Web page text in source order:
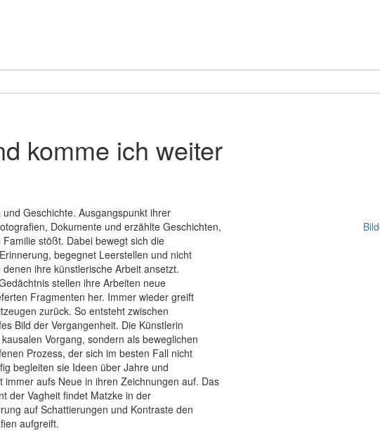
komme ich weiter
Geschichte. Ausgangspunkt ihrer
Dokumente und erzählte Geschichten,
stößt. Dabei bewegt sich die
begegnet Leerstellen und nicht
ihre künstlerische Arbeit ansetzt.
stellen ihre Arbeiten neue
Fragmenten her. Immer wieder greift
zurück. So entsteht zwischen
Bild der Vergangenheit. Die Künstlerin
Vorgang, sondern als beweglichen
Prozess, der sich im besten Fall nicht
begleiten sie Ideen über Jahre und
aufs Neue in ihren Zeichnungen auf. Das
der Vagheit findet Matzke in der
auf Schattierungen und Kontraste den
aufgreift.